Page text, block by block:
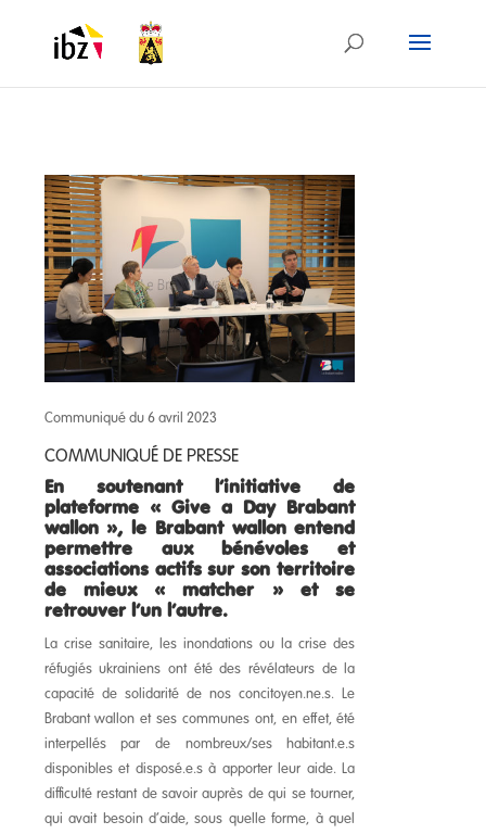
Communiqué du 6 avril 2023
COMMUNIQUÉ DE PRESSE
En soutenant l’initiative de
plateforme « Give a Day Brabant
wallon », le Brabant wallon entend
permettre aux bénévoles et
associations actifs sur son territoire
de mieux « matcher » et se
retrouver l’un l’autre.
La crise sanitaire, les inondations ou la crise des
réfugiés ukrainiens ont été des révélateurs de la
capacité de solidarité de nos concitoyen.ne.s. Le
Brabant wallon et ses communes ont, en effet, été
interpellés par de nombreux/ses habitant.e.s
disponibles et disposé.e.s à apporter leur aide. La
difficulté restant de savoir auprès de qui se tourner,
qui avait besoin d’aide, sous quelle forme, à quel